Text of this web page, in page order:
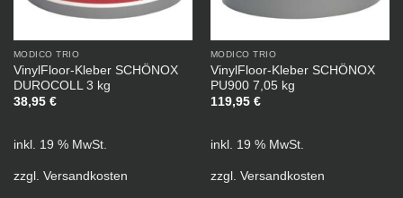
MODICO TRIO
VinylFloor-Kleber SCHÖNOX
DUROCOLL 3 kg
38,95 €
inkl. 19 % MwSt.
zzgl. Versandkosten
MODICO TRIO
VinylFloor-Kleber SCHÖNOX
PU900 7,05 kg
119,95 €
inkl. 19 % MwSt.
zzgl. Versandkosten